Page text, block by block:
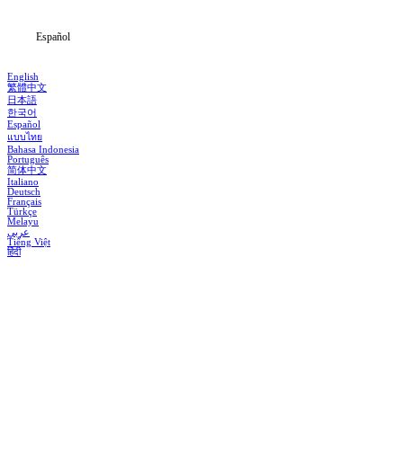
Español
English
繁體中文
日本語
한국어
Español
แบบไทย
Bahasa Indonesia
Português
简体中文
Italiano
Deutsch
Français
Türkçe
Melayu
عربي
Tiếng Việt
हिंदी